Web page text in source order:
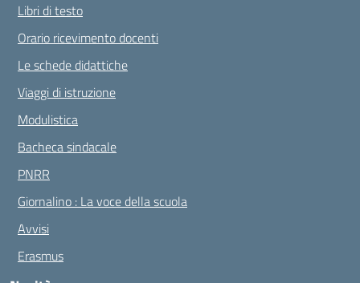
Libri di testo
Orario ricevimento docenti
Le schede didattiche
Viaggi di istruzione
Modulistica
Bacheca sindacale
PNRR
Giornalino : La voce della scuola
Avvisi
Erasmus